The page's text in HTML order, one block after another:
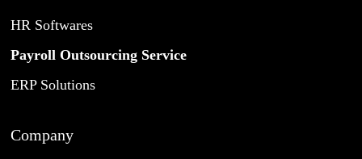
HR Softwares
Payroll Outsourcing Service
ERP Solutions
Company